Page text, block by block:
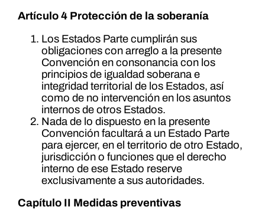
Artículo 4 Protección de la soberanía
Los Estados Parte cumplirán sus
obligaciones con arreglo a la presente
Convención en consonancia con los
principios de igualdad soberana e
integridad territorial de los Estados, así
como de no intervención en los asuntos
internos de otros Estados.
Nada de lo dispuesto en la presente
Convención facultará a un Estado Parte
para ejercer, en el territorio de otro Estado,
jurisdicción o funciones que el derecho
interno de ese Estado reserve
exclusivamente a sus autoridades.
Capítulo II Medidas preventivas